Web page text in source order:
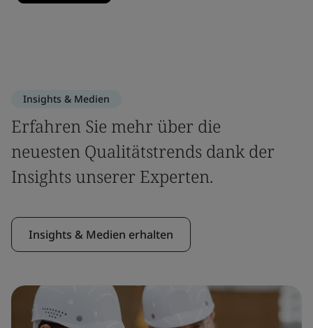
Insights & Medien
Erfahren Sie mehr über die
neuesten Qualitätstrends dank der
Insights unserer Experten.
Insights & Medien erhalten